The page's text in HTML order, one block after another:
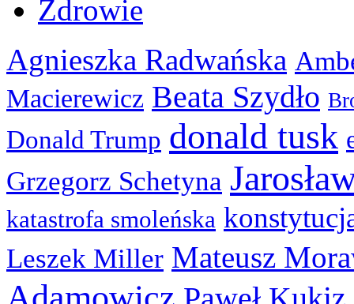
Zdrowie
Agnieszka Radwańska
Macierewicz Beata Szydło
Donald Trump donald tusk
Grzegorz Schetyna
katastrofa smoleńska
Leszek Miller Mateusz